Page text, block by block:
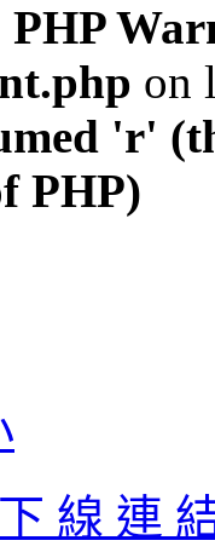
on
'r'
PHP)
下 線 連